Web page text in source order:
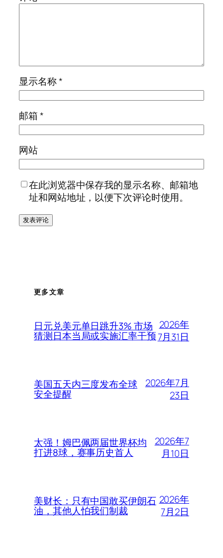
显示名称*
邮箱*
网站
在此浏览器中保存我的显示名称、邮箱地
址和网站地址，以便下次评论时使用。
更多文章
日元兑美元单日跳升3% 市场
猜测日本当局或实施汇率干预
2026年
7月31日
美国五天内三度发布全球
安全提醒
2026年7月
23日
太强！姆巴佩两届世界杯均
打进8球，赛事历史首人
2026年7
月10日
美财长：只有中国敢买伊朗石
油，其他人怕我们制裁
2026年
7月2日